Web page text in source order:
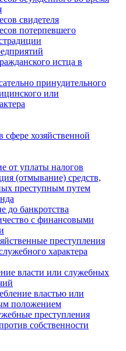
свидетеля
потерпевшего
истца в
принудительного
или
сфере хозяйственной
от уплаты налогов
(отмывание) средств,
преступным путем
до банкротства
с финансовыми
преступления
характера
власти или служебных
властью или
положением
преступления
собственности